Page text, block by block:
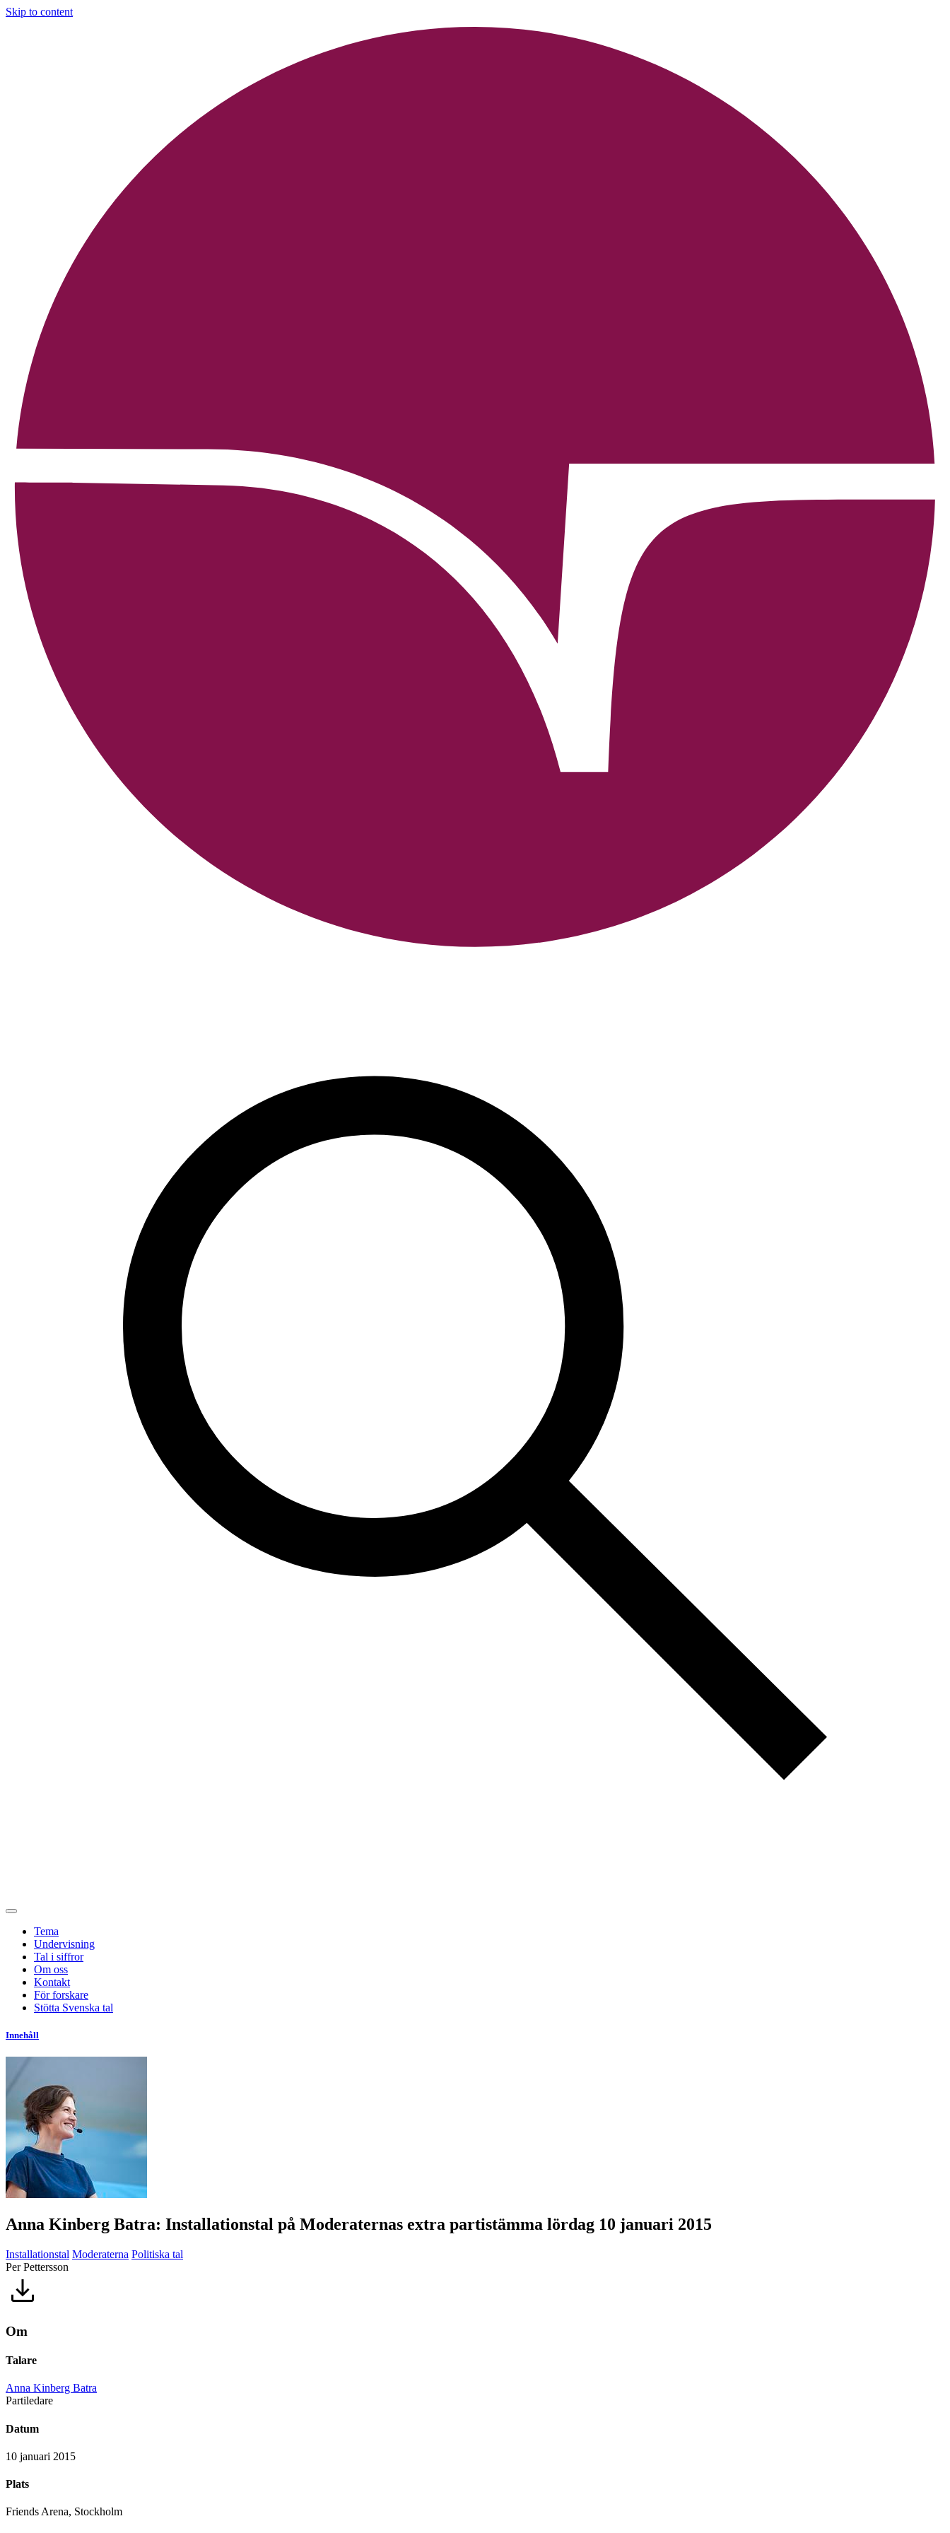
Skip to content
Tema
Undervisning
Tal i siffror
Om oss
Kontakt
För forskare
Stötta Svenska tal
Innehåll
Anna Kinberg Batra: Installationstal på Moderaternas extra partistämma lördag 10 januari 2015
Installationstal Moderaterna Politiska tal
Per Pettersson
Om
Talare
Anna Kinberg Batra
Partiledare
Datum
10 januari 2015
Plats
Friends Arena, Stockholm